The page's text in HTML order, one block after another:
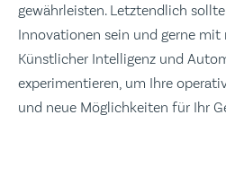
gewährleisten. Letztendlich
Innovationen sein und gerne mit
Künstlicher Intelligenz und
experimentieren, um Ihre
und neue Möglichkeiten für Ihr